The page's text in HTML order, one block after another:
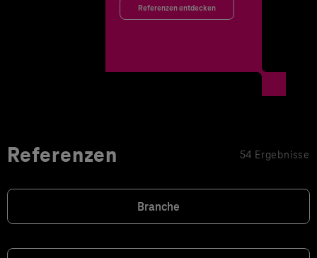
Referenzen entdecken
Referenzen 54 Ergebnisse
Branche